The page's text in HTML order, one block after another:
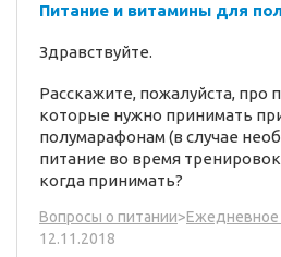
Питание и витамины для
Здравствуйте.
Расскажите, пожалуйста, про
которые нужно принимать
полумарафонам (в случае
питание во время тренировок
когда принимать?
Вопросы о питании>Ежедневное
12.11.2018